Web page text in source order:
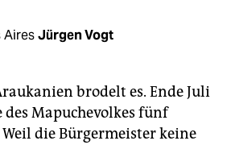
AiresJürgen Vogt
brodelt es. Ende Juli
Mapuchevolkes fünf
die Bürgermeister keine